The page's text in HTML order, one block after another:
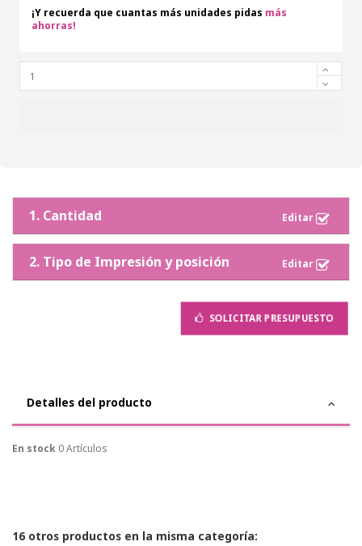
¡Y recuerda que cuantas más unidades pidas más
ahorras!
1. Cantidad
2. Tipo de Impresión y posición
SOLICITAR PRESUPUESTO
Detalles del producto
En stock 0 Artículos
16 otros productos en la misma categoría: